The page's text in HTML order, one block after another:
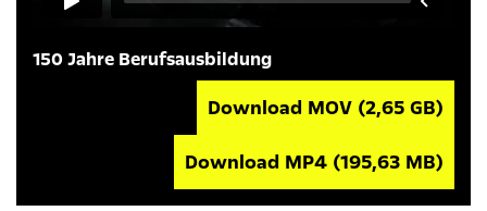
150 Jahre Berufsausbildung
Download MOV (2,65 GB)
Download MP4 (195,63 MB)